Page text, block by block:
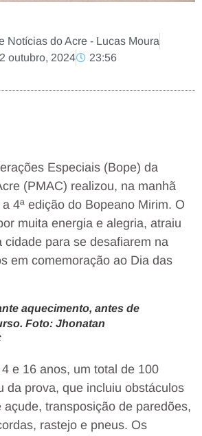
Notícias do Acre - Lucas Moura
outubro, 2024
23:56
Especiais (Bope) da
(PMAC) realizou, na manhã
4ª edição do Bopeano Mirim. O
muita energia e alegria, atraiu
cidade para se desafiarem na
em comemoração ao Dia das
aquecimento, antes de
Foto: Jhonatan
e 16 anos, um total de 100
da prova, que incluiu obstáculos
transposição de paredões,
rastejo e pneus. Os